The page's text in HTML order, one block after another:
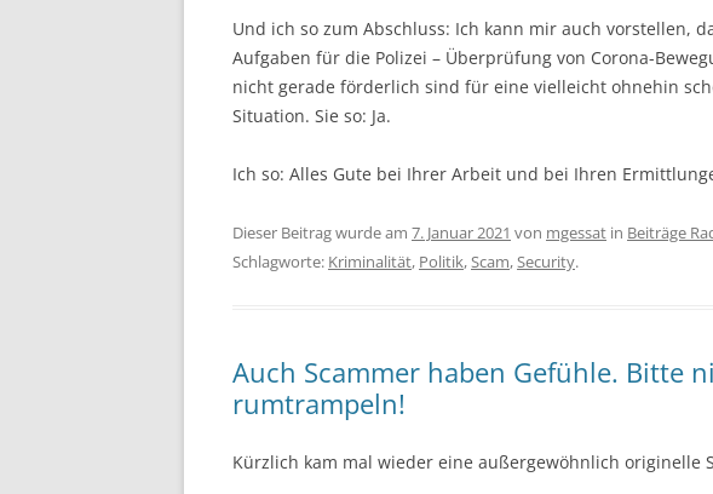
Und ich so zum Abschluss: Ich kann mir auch vorstellen,
Aufgaben für die Polizei – Überprüfung von Corona-
nicht gerade förderlich sind für eine vielleicht ohnehin
Situation. Sie so: Ja.
Ich so: Alles Gute bei Ihrer Arbeit und bei Ihren
Dieser Beitrag wurde am 7. Januar 2021 von mgessat in Beiträge
Schlagworte: Kriminalität, Politik,Scam,Security.
Auch Scammer haben Gefühle. Bitte
rumtrampeln!
Kürzlich kam mal wieder eine außergewöhnlich originelle